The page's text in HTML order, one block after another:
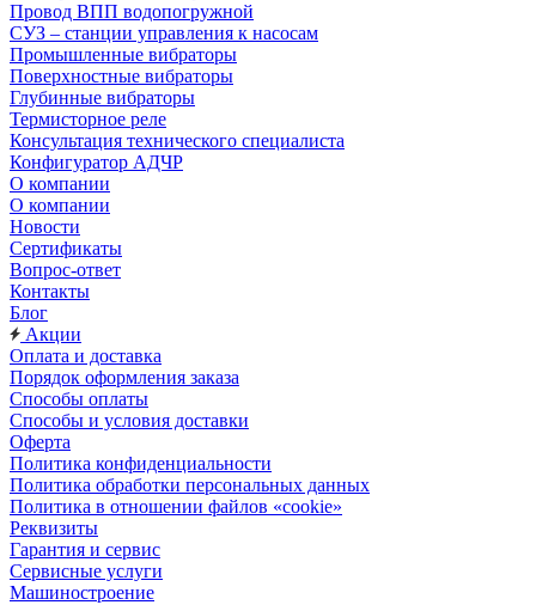
Провод ВПП водопогружной
СУЗ – станции управления к насосам
Промышленные вибраторы
Поверхностные вибраторы
Глубинные вибраторы
Термисторное реле
Консультация технического специалиста
Конфигуратор АДЧР
О компании
О компании
Новости
Сертификаты
Вопрос-ответ
Контакты
Блог
Акции
Оплата и доставка
Порядок оформления заказа
Способы оплаты
Способы и условия доставки
Оферта
Политика конфиденциальности
Политика обработки персональных данных
Политика в отношении файлов «cookie»
Реквизиты
Гарантия и сервис
Сервисные услуги
Машиностроение